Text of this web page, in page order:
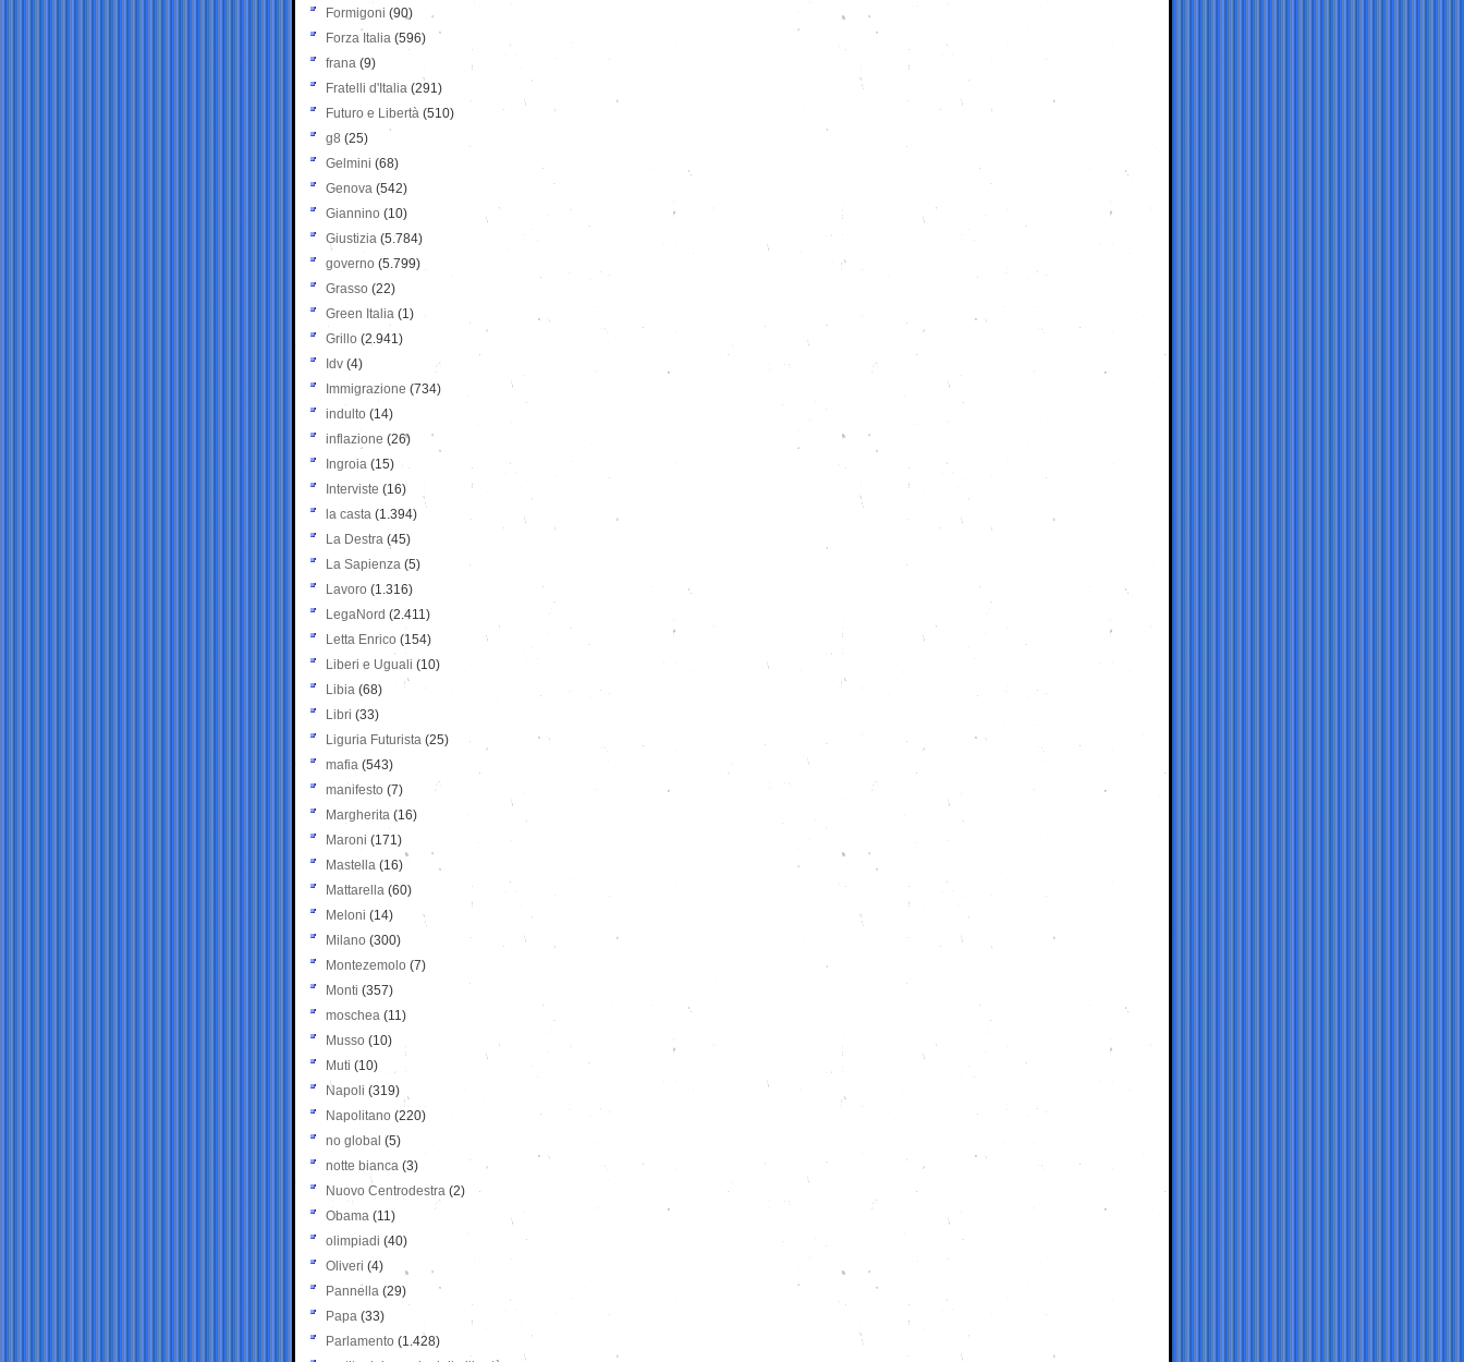
Formigoni (90)
Forza Italia (596)
frana (9)
Fratelli d'Italia (291)
Futuro e Libertà (510)
g8 (25)
Gelmini (68)
Genova (542)
Giannino (10)
Giustizia (5.784)
governo (5.799)
Grasso (22)
Green Italia (1)
Grillo (2.941)
Idv (4)
Immigrazione (734)
indulto (14)
inflazione (26)
Ingroia (15)
Interviste (16)
la casta (1.394)
La Destra (45)
La Sapienza (5)
Lavoro (1.316)
LegaNord (2.411)
Letta Enrico (154)
Liberi e Uguali (10)
Libia (68)
Libri (33)
Liguria Futurista (25)
mafia (543)
manifesto (7)
Margherita (16)
Maroni (171)
Mastella (16)
Mattarella (60)
Meloni (14)
Milano (300)
Montezemolo (7)
Monti (357)
moschea (11)
Musso (10)
Muti (10)
Napoli (319)
Napolitano (220)
no global (5)
notte bianca (3)
Nuovo Centrodestra (2)
Obama (11)
olimpiadi (40)
Oliveri (4)
Pannella (29)
Papa (33)
Parlamento (1.428)